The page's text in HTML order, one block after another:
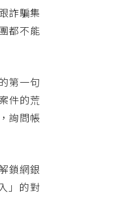
詐騙集
都不能
第一句
件的荒
詢問帳
鎖網銀
」的對